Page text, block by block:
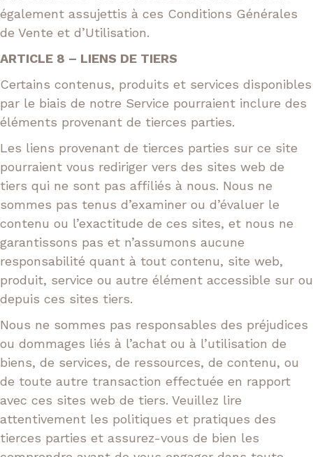
également assujettis à ces Conditions Générales
de Vente et d’Utilisation.
ARTICLE 8 – LIENS DE TIERS
Certains contenus, produits et services disponibles
par le biais de notre Service pourraient inclure des
éléments provenant de tierces parties.
Les liens provenant de tierces parties sur ce site
pourraient vous rediriger vers des sites web de
tiers qui ne sont pas affiliés à nous. Nous ne
sommes pas tenus d’examiner ou d’évaluer le
contenu ou l’exactitude de ces sites, et nous ne
garantissons pas et n’assumons aucune
responsabilité quant à tout contenu, site web,
produit, service ou autre élément accessible sur ou
depuis ces sites tiers.
Nous ne sommes pas responsables des préjudices
ou dommages liés à l’achat ou à l’utilisation de
biens, de services, de ressources, de contenu, ou
de toute autre transaction effectuée en rapport
avec ces sites web de tiers. Veuillez lire
attentivement les politiques et pratiques des
tierces parties et assurez-vous de bien les